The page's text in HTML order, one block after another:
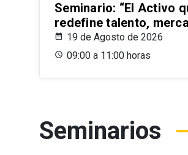
Seminario: “El Activo
redefine talento,
19 de Agosto de 2026
09:00 a 11:00 horas
Seminarios